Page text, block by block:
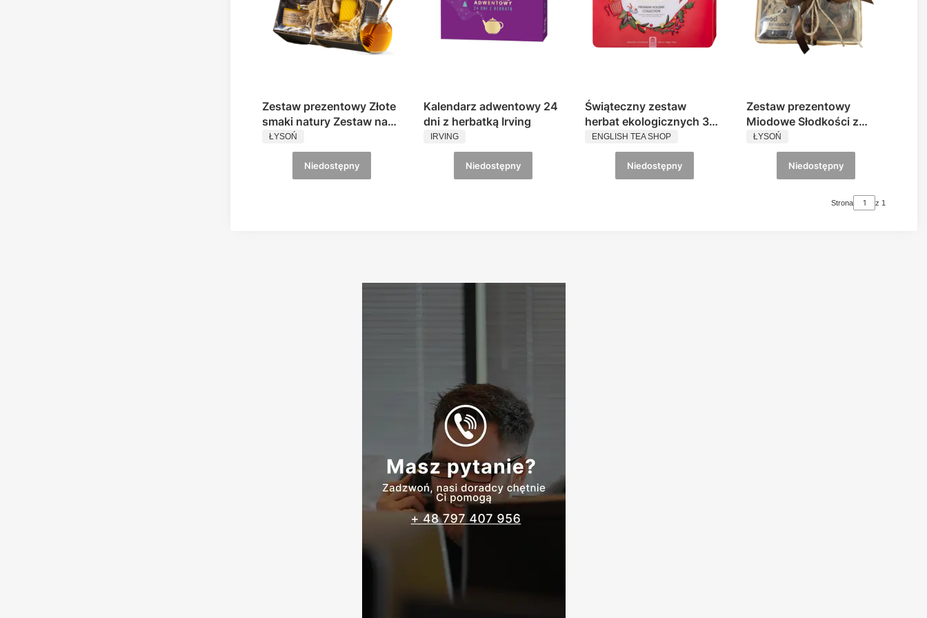
Zestaw prezentowy Złote
smaki natury Zestaw na
Prezent Miód Świece
PRODUCENT
ŁYSOŃ
Niedostępny
Kalendarz adwentowy 24
dni z herbatką Irving
PRODUCENT
IRVING
Niedostępny
Świąteczny zestaw
herbat ekologicznych 36
szt. PREMIUM HOLIDAY
COLLECTION English Tea
PRODUCENT
ENGLISH TEA SHOP
Niedostępny
Zestaw prezentowy
Miodowe Słodkości z
Piernikowym Twistem
Łysoń
PRODUCENT
ŁYSOŃ
Niedostępny
Strona z 1